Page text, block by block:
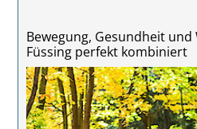
Bewegung, Gesundheit
Füssing perfekt kombiniert